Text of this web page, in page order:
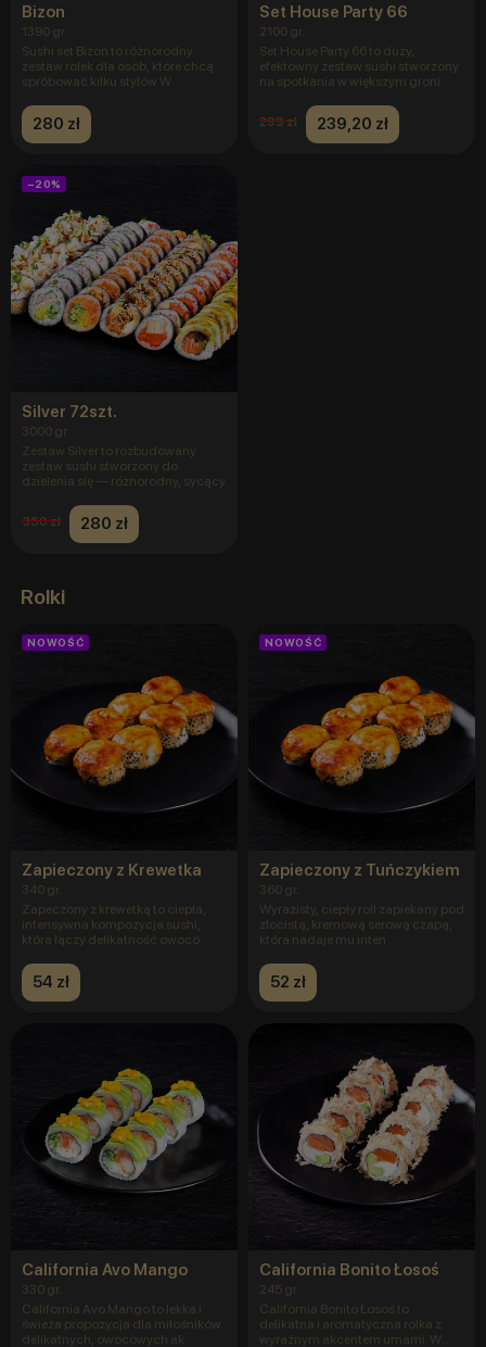
Bizon
1390 gr.
Sushi set Bizon to różnorodny
zestaw rolek dla osób, które chcą
spróbować kilku stylów W
280 zł
Set House Party 66
2100 gr.
Set House Party 66 to duży,
efektowny zestaw sushi stworzony
na spotkania w większym groni
299 zł 239,20 zł
−20%
Silver 72szt.
3000 gr
Zestaw Silver to rozbudowany
zestaw sushi stworzony do
dzielenia się — różnorodny, sycący
350 zł 280 zł
Rolki
NOWOŚĆ
Zapieczony z Krewetka
340 gr.
Zapeczony z krewetką to ciepła,
intensywna kompozycja sushi,
która łączy delikatność owocó
54 zł
NOWOŚĆ
Zapieczony z Tuńczykiem
360 gr.
Wyrazisty, ciepły roll zapiekany pod
złocistą, kremową serową czapą,
która nadaje mu inten
52 zł
California Avo Mango
330 gr.
California Avo Mango to lekka i
świeża propozycja dla miłośników
delikatnych, owocowych ak
California Bonito Łosoś
245 gr.
California Bonito Łosoś to
delikatna i aromatyczna rolka z
wyraźnym akcentem umami. W